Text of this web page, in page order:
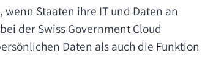
Staaten ihre IT und Daten an
der Swiss Government Cloud
Daten als auch die Funktion